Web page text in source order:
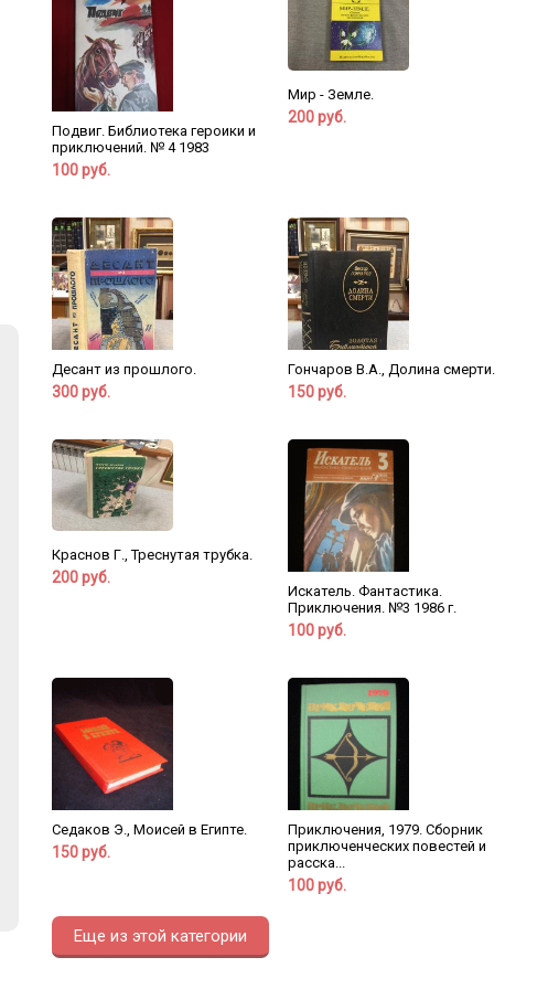
Подвиг. Библиотека героики и
приключений. № 4 1983
100 руб.
Мир - Земле.
200 руб.
Десант из прошлого.
300 руб.
Гончаров В.А., Долина смерти.
150 руб.
Краснов Г., Треснутая трубка.
200 руб.
Искатель. Фантастика.
Приключения. №3 1986 г.
100 руб.
Седаков Э., Моисей в Египте.
150 руб.
Приключения, 1979. Сборник
приключенческих повестей и
расска...
100 руб.
Еще из этой категории